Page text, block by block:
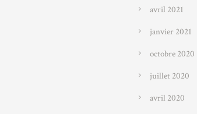
avril 2021
janvier 2021
octobre 2020
juillet 2020
avril 2020